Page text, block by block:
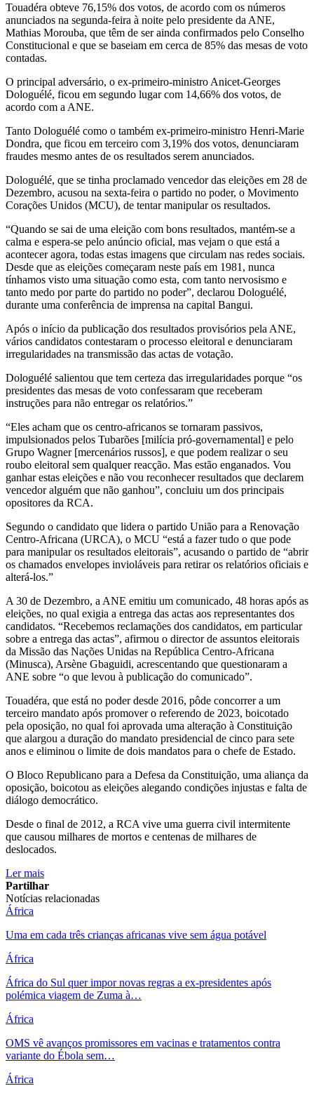
Touadéra obteve 76,15% dos votos, de acordo com os números
anunciados na segunda-feira à noite pelo presidente da ANE,
Mathias Morouba, que têm de ser ainda confirmados pelo Conselho
Constitucional e que se baseiam em cerca de 85% das mesas de voto
contadas.
O principal adversário, o ex-primeiro-ministro Anicet-Georges
Dologuélé, ficou em segundo lugar com 14,66% dos votos, de
acordo com a ANE.
Tanto Dologuélé como o também ex-primeiro-ministro Henri-Marie
Dondra, que ficou em terceiro com 3,19% dos votos, denunciaram
fraudes mesmo antes de os resultados serem anunciados.
Dologuélé, que se tinha proclamado vencedor das eleições em 28 de
Dezembro, acusou na sexta-feira o partido no poder, o Movimento
Corações Unidos (MCU), de tentar manipular os resultados.
“Quando se sai de uma eleição com bons resultados, mantém-se a
calma e espera-se pelo anúncio oficial, mas vejam o que está a
acontecer agora, todas estas imagens que circulam nas redes sociais.
Desde que as eleições começaram neste país em 1981, nunca
tínhamos visto uma situação como esta, com tanto nervosismo e
tanto medo por parte do partido no poder”, declarou Dologuélé,
durante uma conferência de imprensa na capital Bangui.
Após o início da publicação dos resultados provisórios pela ANE,
vários candidatos contestaram o processo eleitoral e denunciaram
irregularidades na transmissão das actas de votação.
Dologuélé salientou que tem certeza das irregularidades porque “os
presidentes das mesas de voto confessaram que receberam
instruções para não entregar os relatórios.”
“Eles acham que os centro-africanos se tornaram passivos,
impulsionados pelos Tubarões [milícia pró-governamental] e pelo
Grupo Wagner [mercenários russos], e que podem realizar o seu
roubo eleitoral sem qualquer reacção. Mas estão enganados. Vou
ganhar estas eleições e não vou reconhecer resultados que declarem
vencedor alguém que não ganhou”, concluiu um dos principais
opositores da RCA.
Segundo o candidato que lidera o partido União para a Renovação
Centro-Africana (URCA), o MCU “está a fazer tudo o que pode
para manipular os resultados eleitorais”, acusando o partido de “abrir
os chamados envelopes invioláveis para retirar os relatórios oficiais e
alterá-los.”
A 30 de Dezembro, a ANE emitiu um comunicado, 48 horas após as
eleições, no qual exigia a entrega das actas aos representantes dos
candidatos. “Recebemos reclamações dos candidatos, em particular
sobre a entrega das actas”, afirmou o director de assuntos eleitorais
da Missão das Nações Unidas na República Centro-Africana
(Minusca), Arsène Gbaguidi, acrescentando que questionaram a
ANE sobre “o que levou à publicação do comunicado”.
Touadéra, que está no poder desde 2016, pôde concorrer a um
terceiro mandato após promover o referendo de 2023, boicotado
pela oposição, no qual foi aprovada uma alteração à Constituição
que alargou a duração do mandato presidencial de cinco para sete
anos e eliminou o limite de dois mandatos para o chefe de Estado.
O Bloco Republicano para a Defesa da Constituição, uma aliança da
oposição, boicotou as eleições alegando condições injustas e falta de
diálogo democrático.
Desde o final de 2012, a RCA vive uma guerra civil intermitente
que causou milhares de mortos e centenas de milhares de
deslocados.
Ler mais
Partilhar
Notícias relacionadas
África
Uma em cada três crianças africanas vive sem água potável
África
África do Sul quer impor novas regras a ex-presidentes após
polémica viagem de Zuma à…
África
OMS vê avanços promissores em vacinas e tratamentos contra
variante do Ébola sem…
África